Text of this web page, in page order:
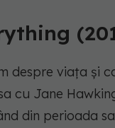
despre viața și
cu Jane
din perioada